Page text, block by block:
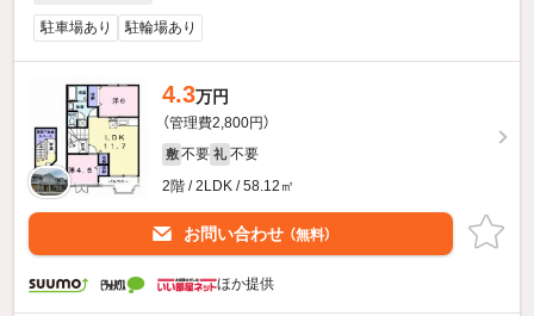
駐車場あり 駐輪場あり
4.3万円
（管理費2,800円）
敷 不要 礼 不要
2階 / 2LDK / 58.12㎡
お問い合わせ （無料）
ほか提供